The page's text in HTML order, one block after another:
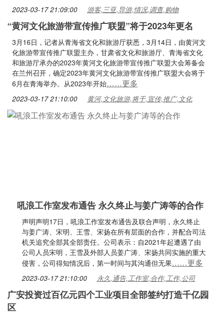
2023-03-17 21:09:00 游客,三亚,导游,情况,调查,购物
“黄河文化旅游带宣传推广联盟”将于2023年更名
3月16日，记者从青海省文化和旅游厅获悉，3月14日，由黄河文
化旅游带宣传推广联盟主办，甘肃省文化和旅游厅、青海省文化
和旅游厅承办的2023年黄河文化旅游带宣传推广联盟大会筹备会
在兰州召开，确定2023年黄河文化旅游带宣传推广联盟大会将于
6月在青海举办。从2023年开始……更多
2023-03-17 21:10:00 黄河,文化旅游,将于,宣传,推广,文化
吼浪工作室发布通告 永久终止与姜广涛等的合作
声明声明17日，吼浪工作室发布通告及联合声明，永久终止
与姜广涛、宋明、王雪、宋扬在所有层面的合作，并配合司法
机关追究全部其全部责任。公司表示：自2021年起遭遇了由
公司人员宋明，王雪及外部人员姜广涛、宋扬共同实施的重大
侵害，公司得知情况后，第一时间与其沟通但无果……更多
2023-03-17 21:10:00 永久,通告,工作室,合作,工作,公司
广安投资过百亿元四个工业项目全部签约打造千亿园
区